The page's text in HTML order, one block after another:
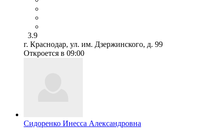
3.9
г. Краснодар, ул. им. Дзержинского, д. 99
Откроется в 09:00
Сидоренко Инесса Александровна